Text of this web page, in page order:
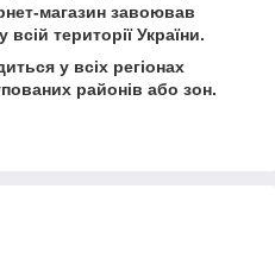
магазин завоював
території України.
у всіх регіонах
районів або зон.